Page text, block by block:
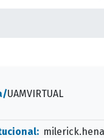
UAMVIRTUAL